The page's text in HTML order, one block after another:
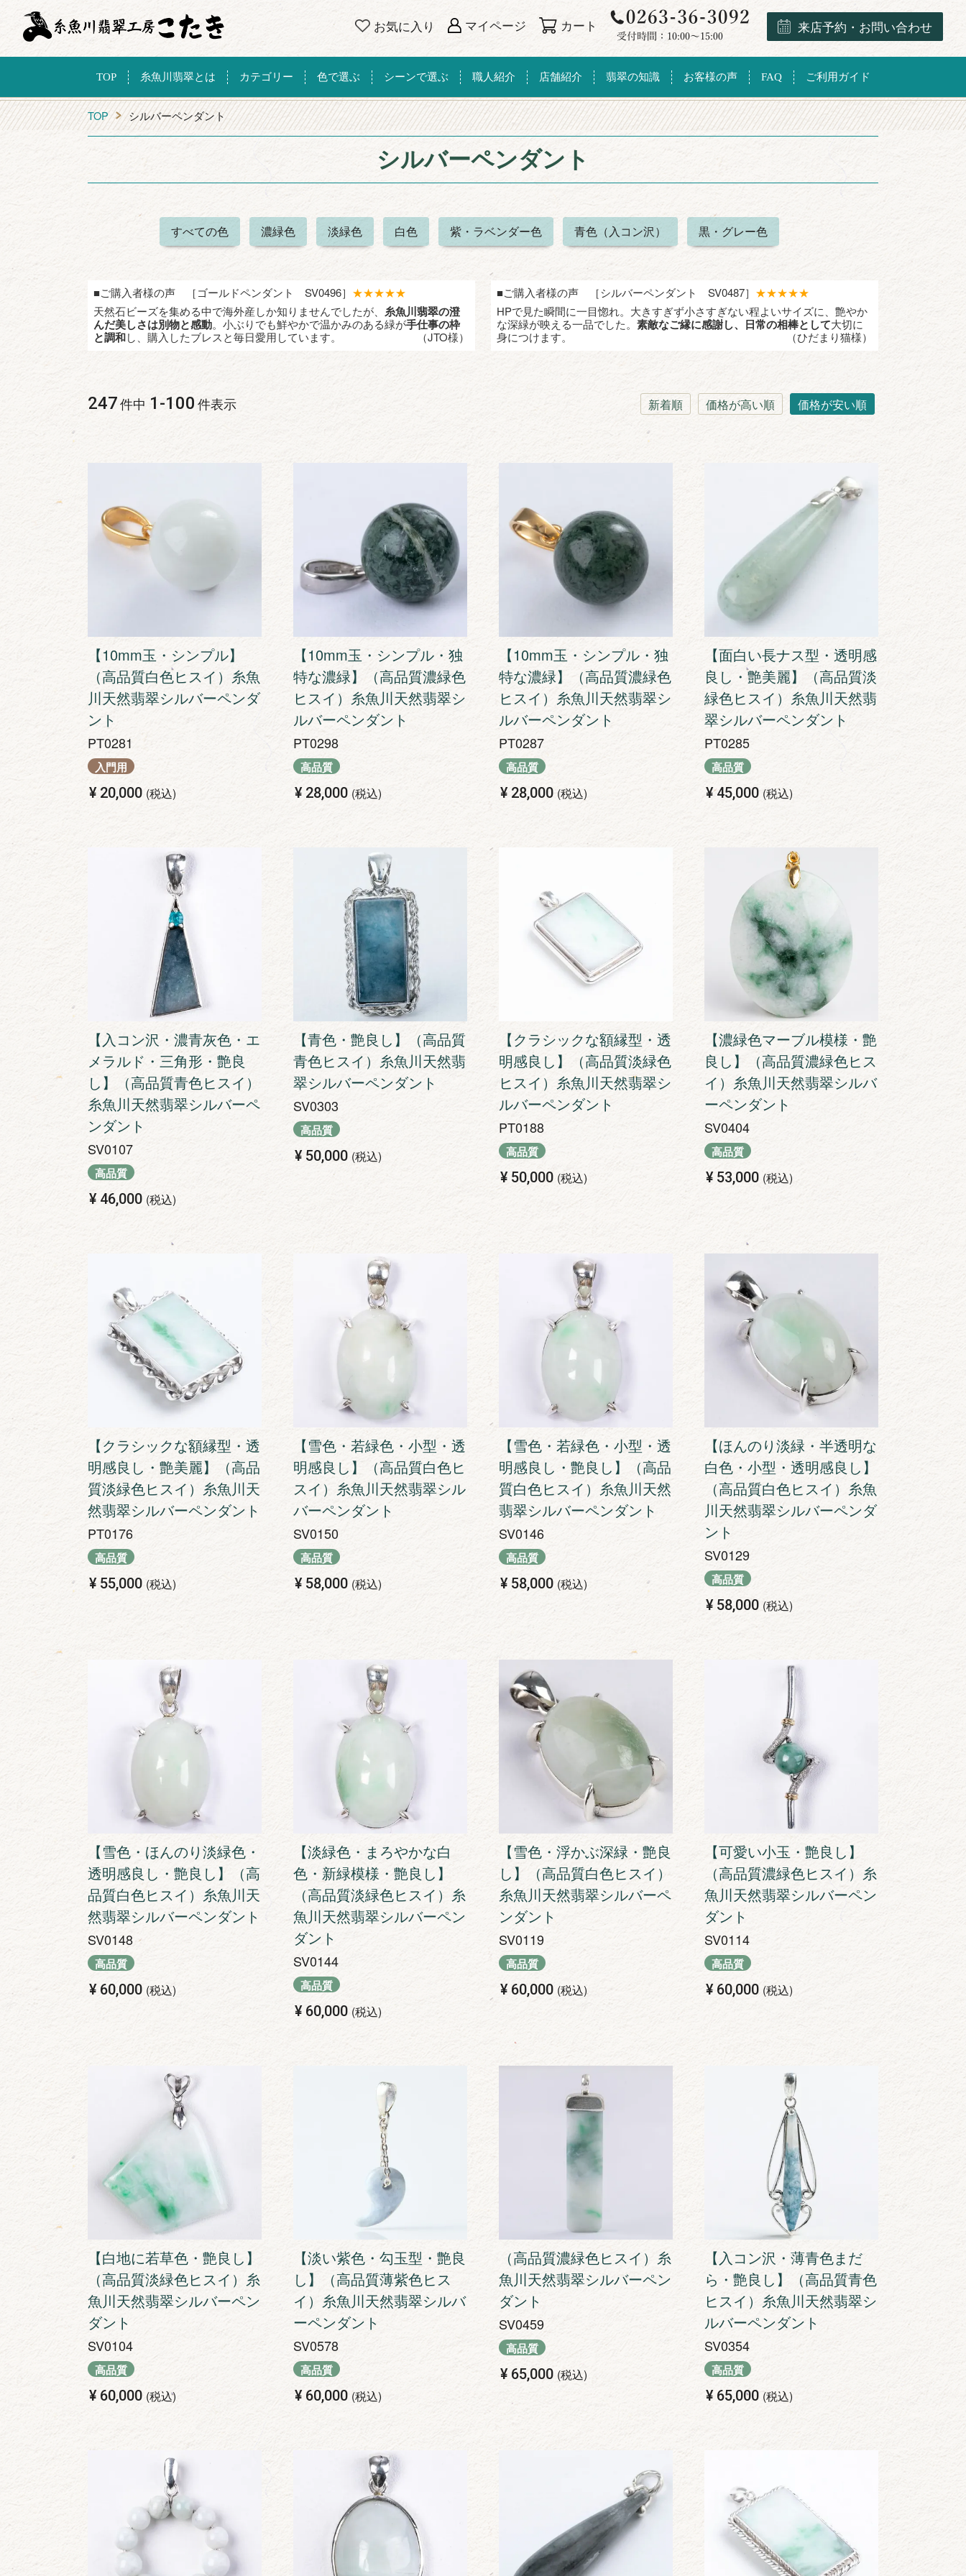
お気に入り マイページ カート 来店予約・お問い合わせ
TOP 糸魚川翡翠とは カテゴリー 色で選ぶ シーンで選ぶ 職人紹介 店舗紹介 翡翠の知識 お客様の声 FAQ ご利用ガイド
TOP シルバーペンダント
シルバーペンダント
すべての色 濃緑色 淡緑色 白色 紫・ラベンダー色 青色（入コン沢） 黒・グレー色
■ご購入者様の声 ［ゴールドペンダント SV0496］ ★★★★★
天然石ビーズを集める中で海外産しか知りませんでしたが、 糸魚川翡翠の澄
んだ美しさは別物と感動。小ぶりでも鮮やかで温かみのある緑が手仕事の枠
と調和し、購入したブレスと毎日愛用しています。 （JTO様）
■ご購入者様の声 ［シルバーペンダント SV0487］ ★★★★★
HPで見た瞬間に一目惚れ。大きすぎず小さすぎない程よいサイズに、艶やか
な深緑が映える一品でした。 素敵なご縁に感謝し、日常の相棒として大切に
身につけます。
（ひだまり猫様）
新着順 価格が高い順 価格が安い順
247件中 1 -100件表示
【10mm玉・シンプル】
（高品質白色ヒスイ）糸魚
川天然翡翠シルバーペンダ
ント
PT0281
入門用
¥ 20,000 税込
【10mm玉・シンプル・独
特な濃緑】（高品質濃緑色
ヒスイ）糸魚川天然翡翠シ
ルバーペンダント
PT0298
高品質
¥ 28,000 税込
【10mm玉・シンプル・独
特な濃緑】（高品質濃緑色
ヒスイ）糸魚川天然翡翠シ
ルバーペンダント
PT0287
高品質
¥ 28,000 税込
【面白い長ナス型・透明感
良し・艶美麗】（高品質淡
緑色ヒスイ）糸魚川天然翡
翠シルバーペンダント
PT0285
高品質
¥ 45,000 税込
【入コン沢・濃青灰色・エ
メラルド・三角形・艶良
し】（高品質青色ヒスイ）
糸魚川天然翡翠シルバーペ
ンダント
SV0107
高品質
¥ 46,000 税込
【青色・艶良し】（高品質
青色ヒスイ）糸魚川天然翡
翠シルバーペンダント
SV0303
高品質
¥ 50,000 税込
【クラシックな額縁型・透
明感良し】（高品質淡緑色
ヒスイ）糸魚川天然翡翠シ
ルバーペンダント
PT0188
高品質
¥ 50,000 税込
【濃緑色マーブル模様・艶
良し】（高品質濃緑色ヒス
イ）糸魚川天然翡翠シルバ
ーペンダント
SV0404
高品質
¥ 53,000 税込
【クラシックな額縁型・透
明感良し・艶美麗】（高品
質淡緑色ヒスイ）糸魚川天
然翡翠シルバーペンダント
PT0176
高品質
¥ 55,000 税込
【雪色・若緑色・小型・透
明感良し】（高品質白色ヒ
スイ）糸魚川天然翡翠シル
バーペンダント
SV0150
高品質
¥ 58,000 税込
【雪色・若緑色・小型・透
明感良し・艶良し】（高品
質白色ヒスイ）糸魚川天然
翡翠シルバーペンダント
SV0146
高品質
¥ 58,000 税込
【ほんのり淡緑・半透明な
白色・小型・透明感良し】
（高品質白色ヒスイ）糸魚
川天然翡翠シルバーペンダ
ント
SV0129
高品質
¥ 58,000 税込
【雪色・ほんのり淡緑色・
透明感良し・艶良し】（高
品質白色ヒスイ）糸魚川天
然翡翠シルバーペンダント
SV0148
高品質
¥ 60,000 税込
【淡緑色・まろやかな白
色・新緑模様・艶良し】
（高品質淡緑色ヒスイ）糸
魚川天然翡翠シルバーペン
ダント
SV0144
高品質
¥ 60,000 税込
【雪色・浮かぶ深緑・艶良
し】（高品質白色ヒスイ）
糸魚川天然翡翠シルバーペ
ンダント
SV0119
高品質
¥ 60,000 税込
【可愛い小玉・艶良し】
（高品質濃緑色ヒスイ）糸
魚川天然翡翠シルバーペン
ダント
SV0114
高品質
¥ 60,000 税込
【白地に若草色・艶良し】
（高品質淡緑色ヒスイ）糸
魚川天然翡翠シルバーペン
ダント
SV0104
高品質
¥ 60,000 税込
【淡い紫色・勾玉型・艶良
し】（高品質薄紫色ヒス
イ）糸魚川天然翡翠シルバ
ーペンダント
SV0578
高品質
¥ 60,000 税込
（高品質濃緑色ヒスイ）糸
魚川天然翡翠シルバーペン
ダント
SV0459
高品質
¥ 65,000 税込
【入コン沢・薄青色まだ
ら・艶良し】（高品質青色
ヒスイ）糸魚川天然翡翠シ
ルバーペンダント
SV0354
高品質
¥ 65,000 税込